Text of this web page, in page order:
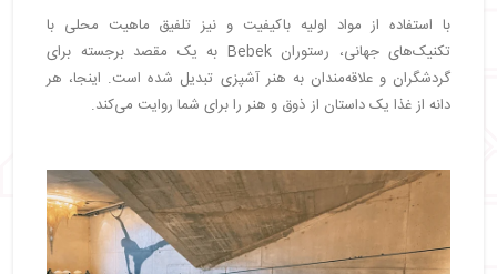
با استفاده از مواد اولیه باکیفیت و نیز تلفیق ماهیت محلی با
تکنیک‌های جهانی، رستوران Bebek به یک مقصد برجسته برای
گردشگران و علاقه‌مندان به هنر آشپزی تبدیل شده است. اینجا، هر
دانه از غذا یک داستان از ذوق و هنر را برای شما روایت می‌کند.